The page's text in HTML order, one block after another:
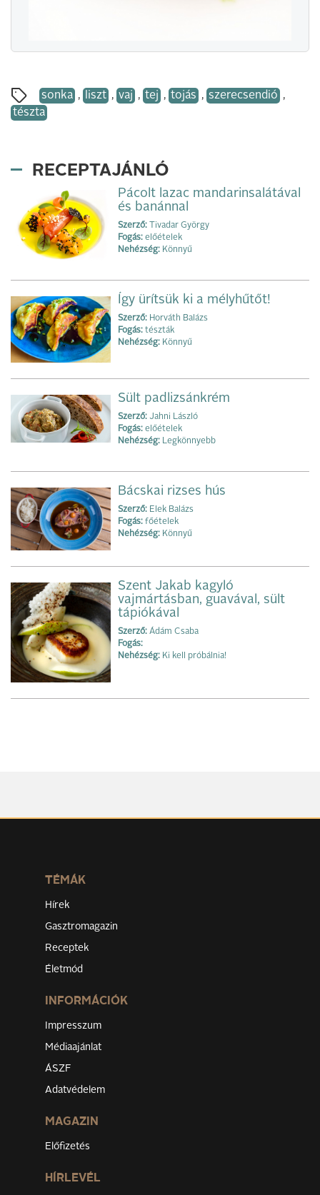
sonka , liszt , vaj , tej , tojás , szerecsendió ,
tészta
RECEPTAJÁNLÓ
Pácolt lazac mandarinsalátával
és banánnal
Szerző: Tivadar György
Fogás: előételek
Nehézség: Könnyű
Így ürítsük ki a mélyhűtőt!
Szerző: Horváth Balázs
Fogás: tészták
Nehézség: Könnyű
Sült padlizsánkrém
Szerző: Jahni László
Fogás: előételek
Nehézség: Legkönnyebb
Bácskai rizses hús
Szerző: Elek Balázs
Fogás: főételek
Nehézség: Könnyű
Szent Jakab kagyló
vajmártásban, guavával, sült
tápiókával
Szerző: Ádám Csaba
Fogás:
Nehézség: Ki kell próbálnia!
TÉMÁK
Hírek
Gasztromagazin
Receptek
Életmód
INFORMÁCIÓK
Impresszum
Médiaajánlat
ÁSZF
Adatvédelem
MAGAZIN
Előfizetés
HÍRLEVÉL